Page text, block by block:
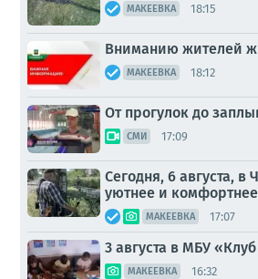
МАКЕЕВКА 18:15
Вниманию жителей
МАКЕЕВКА 18:12
От прогулок до
СМИ 17:09
Сегодня, 6 августа,
уютнее и
МАКЕЕВКА 17:07
3 августа в МБУ
МАКЕЕВКА 16:32